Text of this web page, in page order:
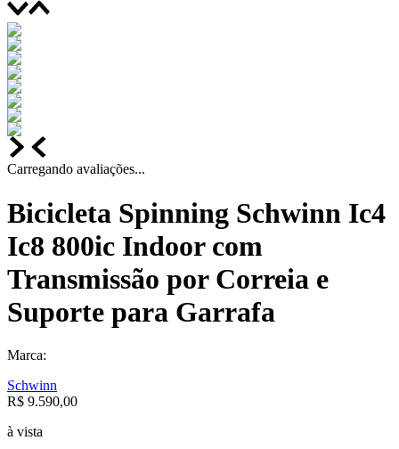
Carregando avaliações...
Bicicleta Spinning Schwinn Ic4
Ic8 800ic Indoor com
Transmissão por Correia e
Suporte para Garrafa
Marca:
Schwinn
R$ 9.590,00
à vista